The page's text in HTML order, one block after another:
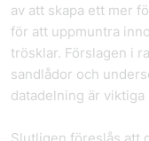
av att skapa ett mer
för att uppmuntra
trösklar. Förslagen i
sandlådor och
datadelning är